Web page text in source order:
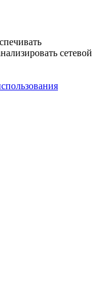
сетевой